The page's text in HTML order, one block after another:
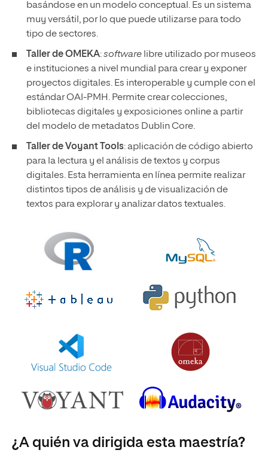
basándose en un modelo conceptual. Es un sistema
muy versátil, por lo que puede utilizarse para todo
tipo de sectores.
Taller de OMEKA:software libre utilizado por museos
e instituciones a nivel mundial para crear y exponer
proyectos digitales. Es interoperable y cumple con el
estándar OAI-PMH. Permite crear colecciones,
bibliotecas digitales y exposiciones online a partir
del modelo de metadatos Dublin Core.
Taller de Voyant Tools: aplicación de código abierto
para la lectura y el análisis de textos y corpus
digitales. Esta herramienta en línea permite realizar
distintos tipos de análisis y de visualización de
textos para explorar y analizar datos textuales.
¿A quién va dirigida esta maestría?